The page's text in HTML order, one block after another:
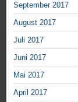
September 2017
August 2017
Juli 2017
Juni 2017
Mai 2017
April 2017